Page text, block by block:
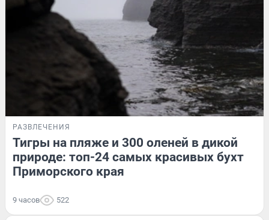
РАЗВЛЕЧЕНИЯ
Тигры на пляже и 300 оленей в дикой
природе: топ-24 самых красивых бухт
Приморского края
9 часов 522